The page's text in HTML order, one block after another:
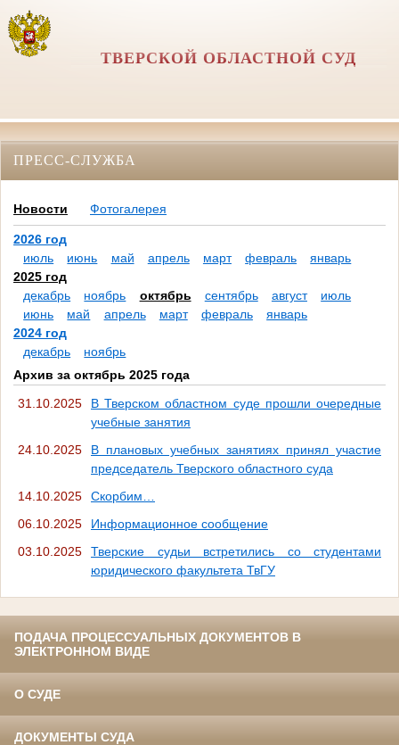
ТВЕРСКОЙ ОБЛАСТНОЙ СУД
ПРЕСС-СЛУЖБА
Новости Фотогалерея
2026 год
июль
июнь май апрель март февраль
январь
2025 год
декабрь
ноябрь октябрь сентябрь август
июль
июнь
май апрель март февраль
январь
2024 год
декабрь
ноябрь
Архив за октябрь 2025 года
31.10.2025
В Тверском областном суде прошли очередные
учебные занятия
24.10.2025
В плановых учебных занятиях принял участие
председатель Тверского областного суда
14.10.2025
Скорбим…
06.10.2025
Информационное сообщение
03.10.2025
Тверские судьи встретились со студентами
юридического факультета ТвГУ
ПОДАЧА ПРОЦЕССУАЛЬНЫХ ДОКУМЕНТОВ В
ЭЛЕКТРОННОМ ВИДЕ
О СУДЕ
ДОКУМЕНТЫ СУДА